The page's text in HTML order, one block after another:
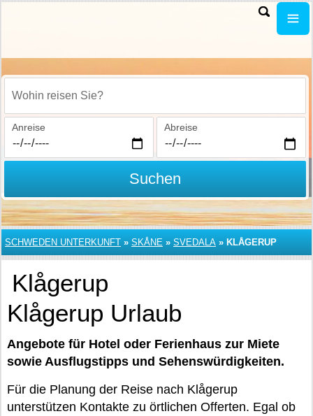
Wohin reisen Sie?
Anreise Abreise
Suchen
SCHWEDEN UNTERKUNFT » SKÅNE » SVEDALA » KLÅGERUP
Klågerup
Klågerup Urlaub
Angebote für Hotel oder Ferienhaus zur Miete
sowie Ausflugstipps und Sehenswürdigkeiten.
Für die Planung der Reise nach Klågerup
unterstützen Kontakte zu örtlichen Offerten. Egal ob